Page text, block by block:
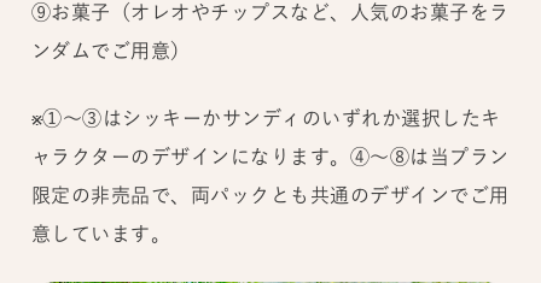
⑨お菓子（オレオやチップスなど、人気のお菓子をラ
ンダムでご用意）
※①～③はシッキーかサンディのいずれか選択したキ
ャラクターのデザインになります。④～⑧は当プラン
限定の非売品で、両パックとも共通のデザインでご用
意しています。